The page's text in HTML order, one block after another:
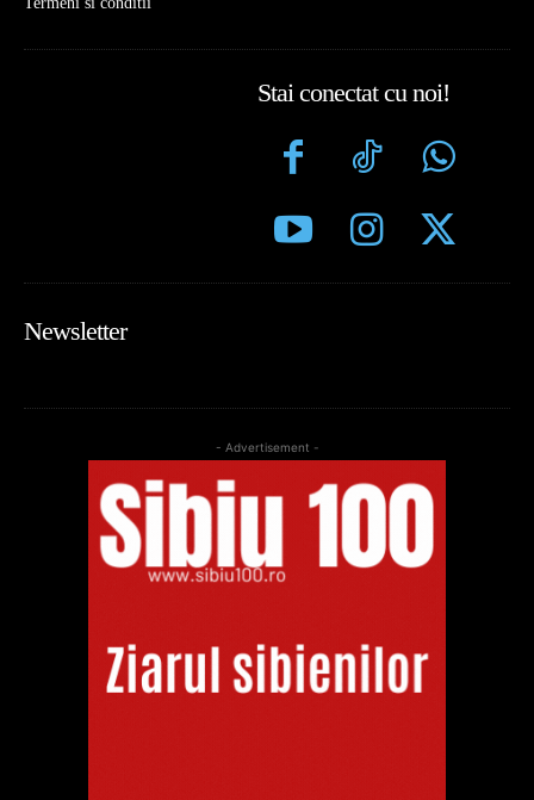
Stai conectat cu noi!
Newsletter
- Advertisement -